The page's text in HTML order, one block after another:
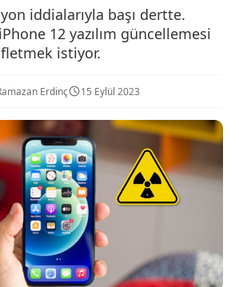
iddialarıyla başı dertte.
12 yazılım güncellemesi
istiyor.
Erdinç 15 Eylül 2023